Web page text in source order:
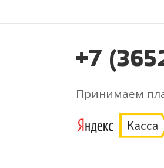
+7
Принимаем